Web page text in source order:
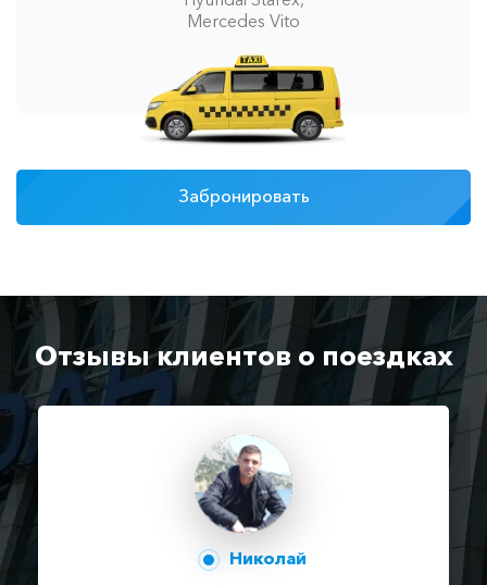
Mercedes Vito
Забронировать
Отзывы клиентов о поездках
Николай